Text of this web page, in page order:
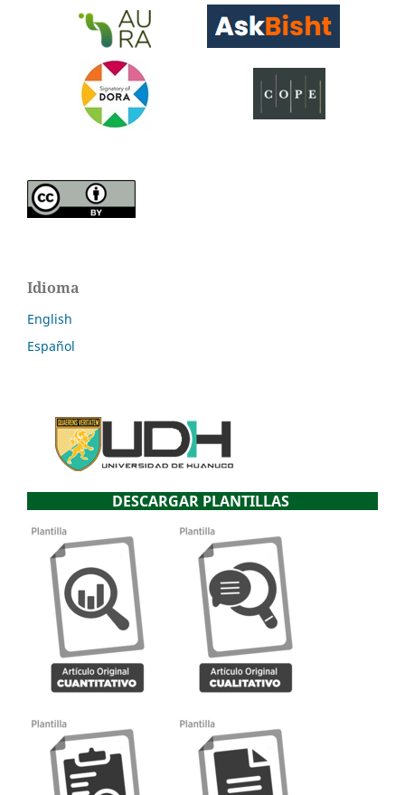
Idioma
English
Español
DESCARGAR PLANTILLAS